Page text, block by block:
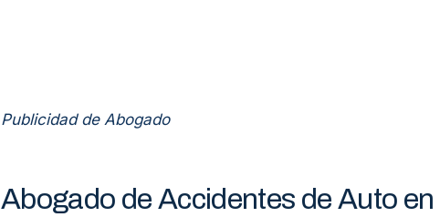
Publicidad de Abogado
Abogado de Accidentes de Auto